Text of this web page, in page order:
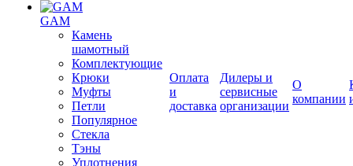
GAM
Камень
шамотный
Комплектующие
Крюки
Муфты
Петли
Популярное
Стекла
Тэны
Уплотнения
Оплата
и
доставка
Дилеры и
сервисные
организации
О
компании